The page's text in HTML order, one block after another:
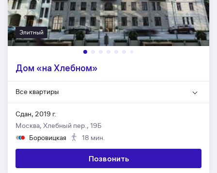
Элитный
Дом «на Хлебном»
Все квартиры
Сдан, 2019 г.
Москва, Хлебный пер., 19Б
Боровицкая
18 мин.
Позвонить